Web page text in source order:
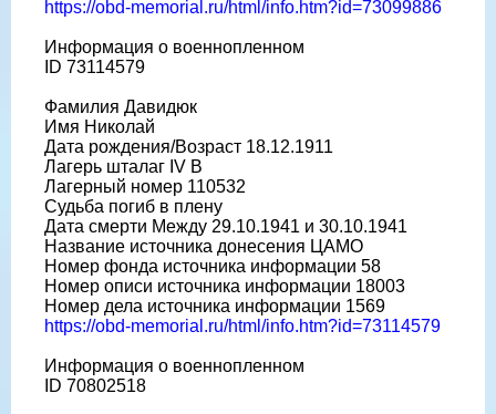
https://obd-memorial.ru/html/info.htm?id=73099886
Информация о военнопленном
ID 73114579
Фамилия Давидюк
Имя Николай
Дата рождения/Возраст 18.12.1911
Лагерь шталаг IV В
Лагерный номер 110532
Судьба погиб в плену
Дата смерти Между 29.10.1941 и 30.10.1941
Название источника донесения ЦАМО
Номер фонда источника информации 58
Номер описи источника информации 18003
Номер дела источника информации 1569
https://obd-memorial.ru/html/info.htm?id=73114579
Информация о военнопленном
ID 70802518